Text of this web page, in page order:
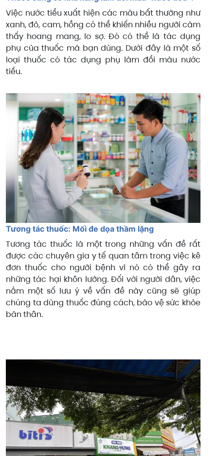
Việc nước tiểu xuất hiện các màu bất thường như
xanh, đỏ, cam, hồng có thể khiến nhiều người cảm
thấy hoang mang, lo sợ. Đó có thể là tác dụng
phụ của thuốc mà bạn dùng. Dưới đây là một số
loại thuốc có tác dụng phụ làm đổi màu nước
tiểu.
Tương tác thuốc: Mối đe dọa thầm lặng
Tương tác thuốc là một trong những vấn đề rất
được các chuyên gia y tế quan tâm trong việc kê
đơn thuốc cho người bệnh vì nó có thể gây ra
những tác hại khôn lường. Đối với người dân, việc
nắm một số lưu ý về vấn đề này cũng sẽ giúp
chúng ta dùng thuốc đúng cách, bảo vệ sức khỏe
bản thân.